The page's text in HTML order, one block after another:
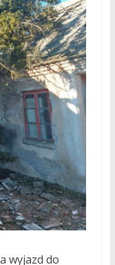
wyjazd do